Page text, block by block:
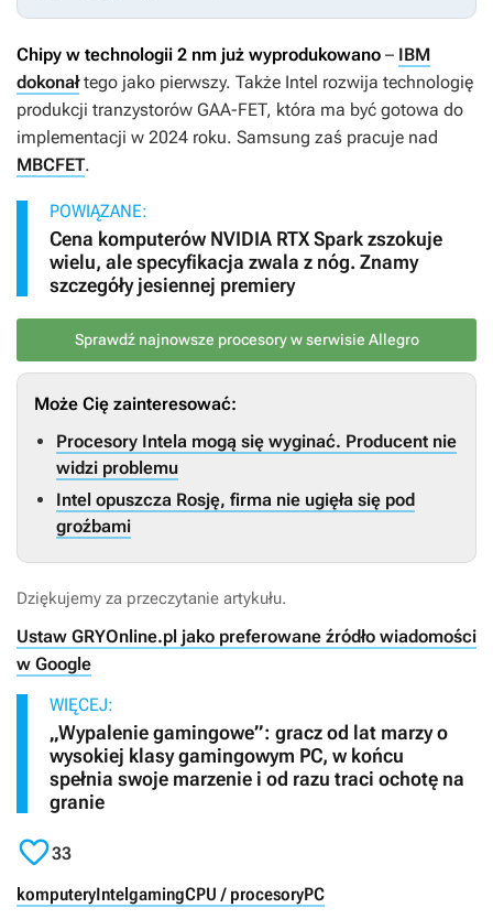
Chipy w technologii 2 nm już wyprodukowano – IBM
dokonałtego jako pierwszy. Także Intel rozwija technologię
produkcji tranzystorów GAA-FET, która ma być gotowa do
implementacji w 2024 roku. Samsung zaś pracuje nad
MBCFET.
POWIĄZANE:
Cena komputerów NVIDIA RTX Spark zszokuje
wielu, ale specyfikacja zwala z nóg. Znamy
szczegóły jesiennej premiery
Sprawdź najnowsze procesory w serwisie Allegro
Może Cię zainteresować:
Procesory Intela mogą się wyginać. Producent nie
widzi problemu
Intel opuszcza Rosję, firma nie ugięła się pod
groźbami
Dziękujemy za przeczytanie artykułu.
Ustaw GRYOnline.pl jako preferowane źródło wiadomości
w Google
WIĘCEJ:
„Wypalenie gamingowe”: gracz od lat marzy o
wysokiej klasy gamingowym PC, w końcu
spełnia swoje marzenie i od razu traci ochotę na
granie
33
komputeryIntelgamingCPU / procesoryPC